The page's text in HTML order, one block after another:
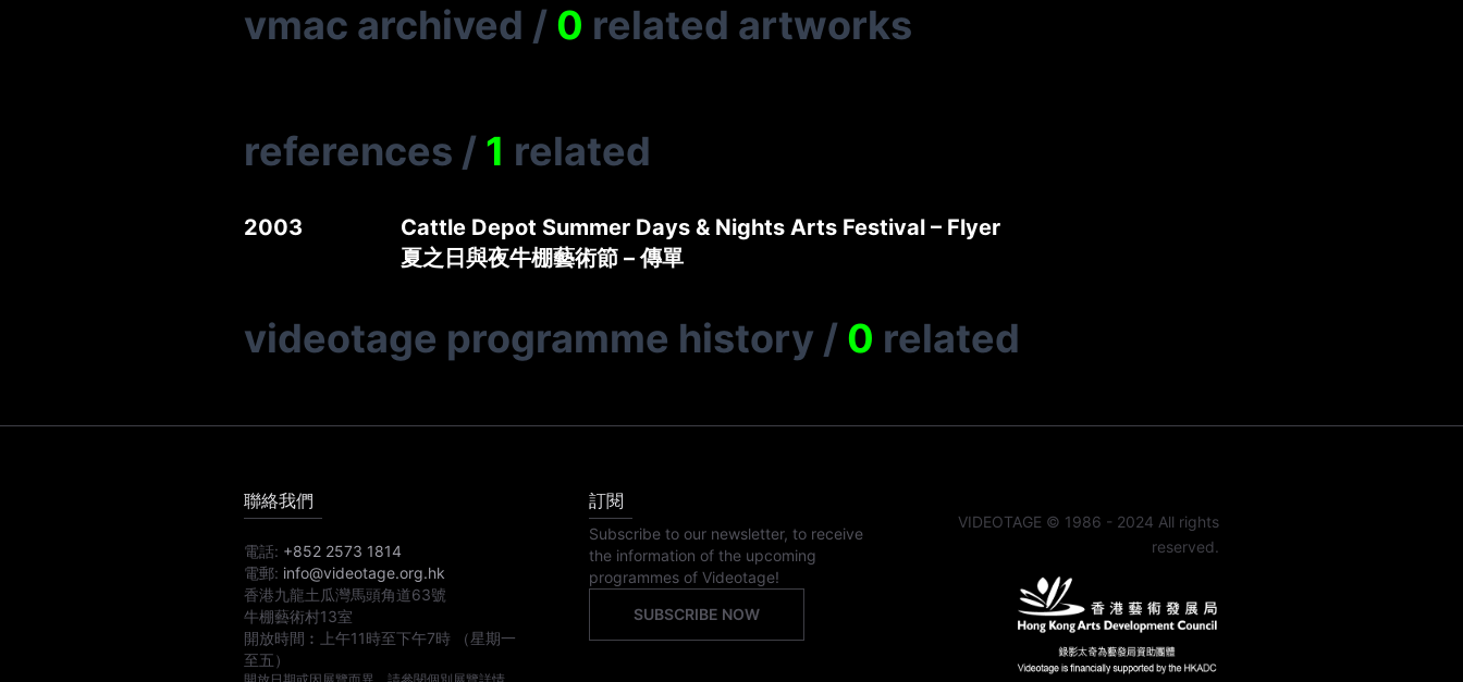
vmac archived / 0 related artworks
references / 1 related
2003
Cattle Depot Summer Days & Nights Arts Festival – Flyer
夏之日與夜牛棚藝術節 – 傳單
videotage programme history / 0 related
聯絡我們
電話: +852 2573 1814
電郵: info@videotage.org.hk
香港九龍土瓜灣馬頭角道63號
牛棚藝術村13室
開放時間︰
上午11時至下午7時
（星期一
至五）
訂閱
Subscribe to our newsletter, to receive
the information of the upcoming
programmes of Videotage!
SUBSCRIBE NOW
VIDEOTAGE © 1986 - 2024 All rights
reserved.